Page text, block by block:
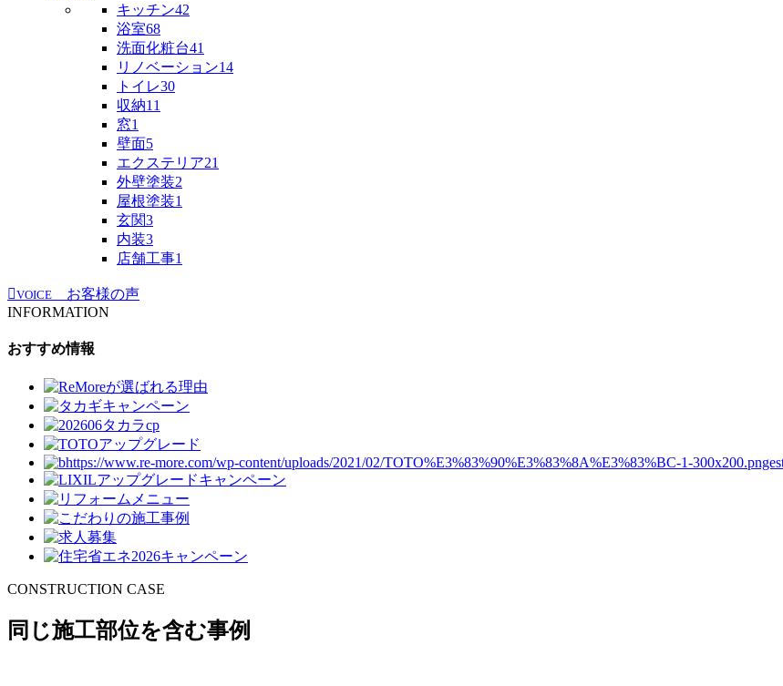
キッチン42
浴室68
洗面化粧台41
リノベーション14
トイレ30
収納11
窓1
壁面5
エクステリア21
外壁塗装2
屋根塗装1
玄関3
内装3
店舗工事1
VOICE
お客様の声
INFORMATION
おすすめ情報
CONSTRUCTION CASE
同じ施工部位を含む事例